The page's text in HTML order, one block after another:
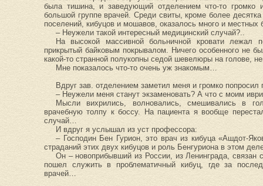
была тишина, и заведующий отделением что-то громко
большой группе врачей. Среди свиты, кроме более
поселений, кибуцов и мошавов, оказалось много и
– Неужели такой интересный медицинский случай?..
На высокой массивной больничной кровати лежал
прикрытый байковым покрывалом. Ничего особенного не
какой-то странной полукопны седой шевелюры на голове,
Мне показалось что-то очень уж знакомым…
Вдруг зав. отделением заметил меня и громко
– Неужели меня станут экзаменовать? А что с моим
Мысли вихрились, волновались, смешивались в
врачебную толпу к боссу. На пациента я вообще
случай…
И вдруг я услышал из уст профессора:
– Господин Бен Гурион, это врач из кибуца «Ашдот-
страданий этих двух кибуцов и роль Бенгуриона в этом
Он – новоприбывший из России, из Ленинграда,
пошел служить в проблематичный кибуц, где за
врачей…